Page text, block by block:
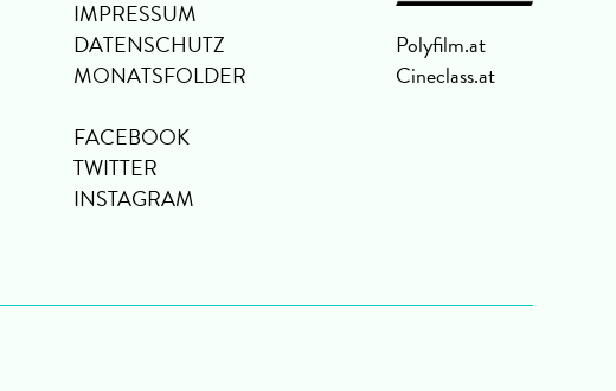
IMPRESSUM
DATENSCHUTZ
MONATSFOLDER
FACEBOOK
TWITTER
INSTAGRAM
Polyfilm.at
Cineclass.at